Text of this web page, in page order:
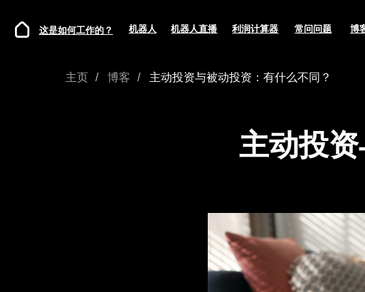
利润
博客
常问问题
利润计算器
机器人直播
机器人
这是如何工作的？
主页 / 博客 / 主动投资与被动投资：有什么不同？
主动投